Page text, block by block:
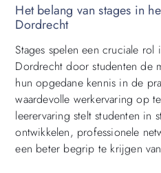
Het belang van stages in
Dordrecht
Stages spelen een cruciale
Dordrecht door studenten de
hun opgedane kennis in de
waardevolle werkervaring op
leerervaring stelt studenten in
ontwikkelen, professionele
een beter begrip te krijgen